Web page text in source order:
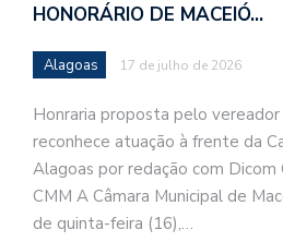
HONORÁRIO DE MACEIÓ…
Alagoas 17 de julho de 2026
Honraria proposta pelo
reconhece atuação à frente da
Alagoas por redação com
CMM A Câmara Municipal de
de quinta-feira (16),…